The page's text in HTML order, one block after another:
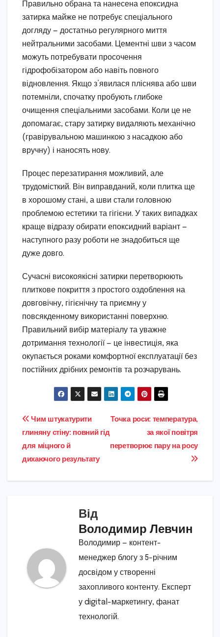
Правильно обрана та нанесена епоксидна
затирка майже не потребує спеціального
догляду — достатньо регулярного миття
нейтральними засобами. Цементні шви з часом
можуть потребувати просочення
гідрофобізатором або навіть повного
відновлення. Якщо з’явилася пліснява або шви
потемніли, спочатку пробують глибоке
очищення спеціальними засобами. Коли це не
допомагає, стару затирку видаляють механічно
(гравірувальною машинкою з насадкою або
вручну) і наносять нову.
Процес перезатирання можливий, але
трудомісткий. Він виправданий, коли плитка ще
в хорошому стані, а шви стали головною
проблемою естетики та гігієни. У таких випадках
краще відразу обирати епоксидний варіант —
наступного разу роботи не знадобиться ще
дуже довго.
Сучасні високоякісні затирки перетворюють
плиткове покриття з простого оздоблення на
довговічну, гігієнічну та приємну у
повсякденному використанні поверхню.
Правильний вибір матеріалу та уважне
дотримання технології — це інвестиція, яка
окупається роками комфортної експлуатації без
постійних дрібних ремонтів та розчарувань.
Навігація
записів
Точка роси: температура,
за якої повітря
перетворює пару на росу
Чим штукатурити
глиняну стіну: повний гід
для міцного й
дихаючого результату
Від
Володимир Левчин
Володимир — контент-
менеджер блогу з 5-річним
досвідом у створенні
захопливого контенту. Експерт
у digital-маркетингу, фанат
технологій.